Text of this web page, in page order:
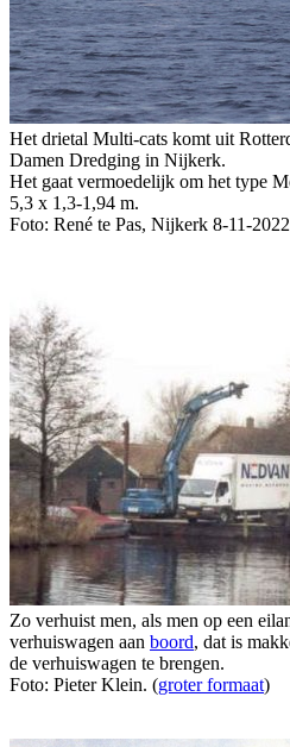
Het drietal Multi-cats komt uit
Damen Dredging in Nijkerk.
Het gaat vermoedelijk om het type
5,3 x 1,3-1,94 m.
Foto: René te Pas, Nijkerk 8-11-
Zo verhuist men, als men op een
verhuiswagen aan boord, dat is
de verhuiswagen te brengen.
Foto: Pieter Klein. (groter formaat)